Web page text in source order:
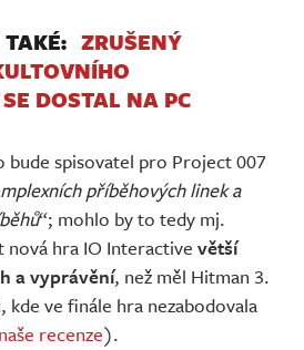
TAKÉ: ZRUŠENÝ
DOSTAL NA PC
bude spisovatel pro Project 007
příběhových linek a
“; mohlo by to tedy mj.
nová hra IO Interactive větší
a vyprávění, než měl Hitman 3.
kde ve finále hra nezabodovala
naše recenze).